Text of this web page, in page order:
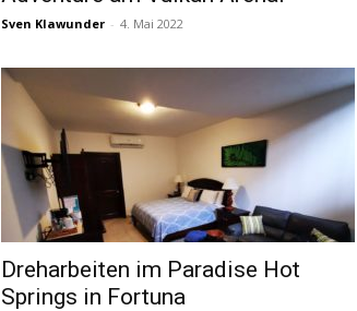
Reisemagazin
Sven Klawunder - 4. Mai 2022
Dreharbeiten im Paradise Hot
Springs in Fortuna